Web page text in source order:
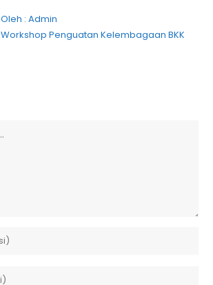
Oleh : Admin
Workshop Penguatan Kelembagaan BKK